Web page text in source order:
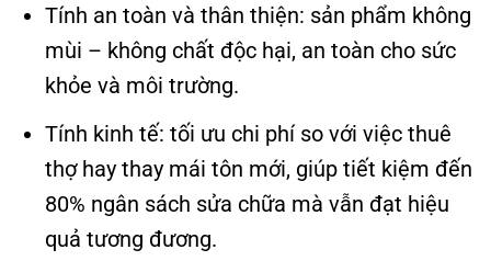
Tính an toàn và thân thiện: sản phẩm không
mùi – không chất độc hại, an toàn cho sức
khỏe và môi trường.
Tính kinh tế: tối ưu chi phí so với việc thuê
thợ hay thay mái tôn mới, giúp tiết kiệm đến
80% ngân sách sửa chữa mà vẫn đạt hiệu
quả tương đương.